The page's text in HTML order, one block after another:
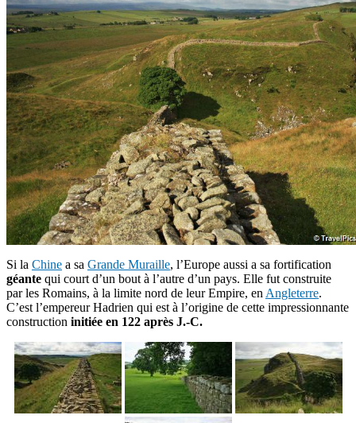
Si la Chine a sa Grande Muraille, l’Europe aussi a sa fortification
géante qui court d’un bout à l’autre d’un pays. Elle fut construite
par les Romains, à la limite nord de leur Empire, en Angleterre.
C’est l’empereur Hadrien qui est à l’origine de cette impressionnante
construction initiée en 122 après J.-C.